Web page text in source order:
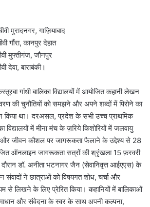
मुरादनगर, गाज़ियाबाद
गौंरा, कानपुर देहात
मुफ्तीगंज, जौनपुर
देवा, बाराबंकी।
गांधी बालिका विद्यालयों में आयोजित कहानी लेखन
की चुनौतियों को समझने और अपने शब्दों में पिरोने का
किया था। दरअसल, प्रदेश के सभी उच्च प्राथमिक
विद्यालयों में मीना मंच के ज़रिये किशोरियों में जलवायु
और जीवन कौशल पर जागरूकता फैलाने के उद्देश्य से 28
ऑनलाइन जागरूकता सत्रों की श्रृंखला 15 फ़रवरी
डॉ. अनीता भटनागर जैन (सेवानिवृत्त आईएएस) के
संवादों ने छात्राओं को विषयगत शोध, चर्चा और
से लिखने के लिए प्रेरित किया। कहानियों में बालिकाओं
और संवेदना के स्वर के साथ अपनी कल्पना,